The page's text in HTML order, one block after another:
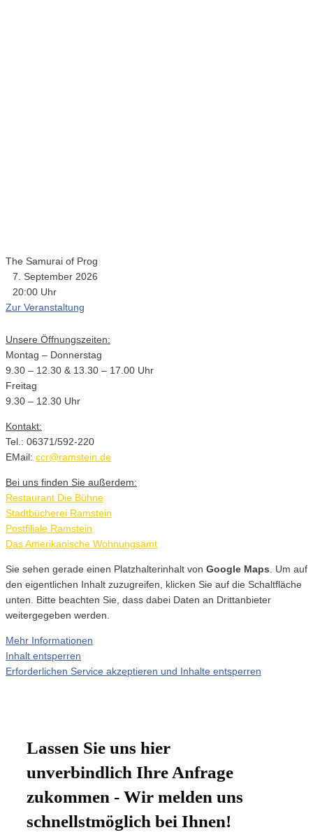
The Samurai of Prog
7. September 2026
20:00 Uhr
Zur Veranstaltung
Unsere Öffnungszeiten:
Montag – Donnerstag
9.30 – 12.30 & 13.30 – 17.00 Uhr
Freitag
9.30 – 12.30 Uhr
Kontakt:
Tel.: 06371/592-220
EMail: ccr@ramstein.de
Bei uns finden Sie außerdem:
Restaurant Die Bühne
Stadtbücherei Ramstein
Postfiliale Ramstein
Das Amerikanische Wohnungsamt
Sie sehen gerade einen Platzhalterinhalt von Google Maps . Um auf
den eigentlichen Inhalt zuzugreifen, klicken Sie auf die Schaltfläche
unten. Bitte beachten Sie, dass dabei Daten an Drittanbieter
weitergegeben werden.
Mehr Informationen
Inhalt entsperren
Erforderlichen Service akzeptieren und Inhalte entsperren
Lassen Sie uns hier
unverbindlich Ihre Anfrage
zukommen - Wir melden uns
schnellstmöglich bei Ihnen!